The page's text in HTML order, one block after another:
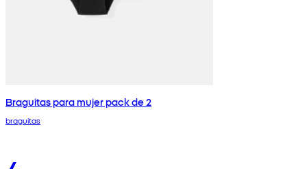
Braguitas para mujer pack de 2
braguitas